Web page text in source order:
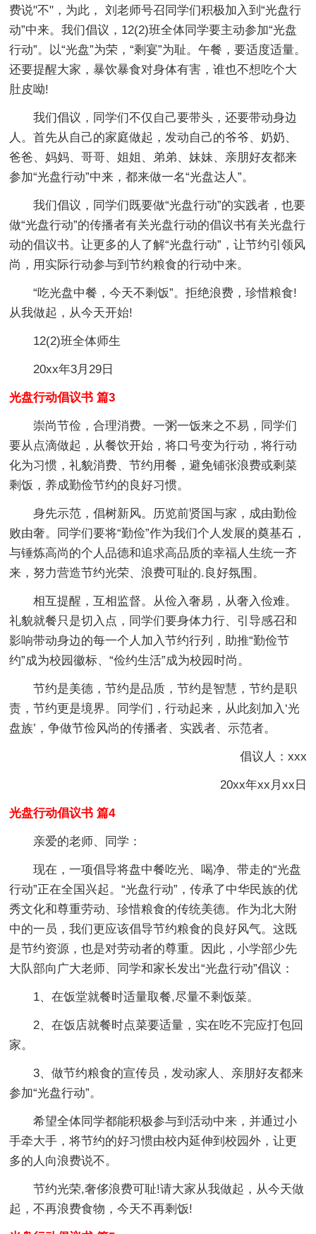
费说"不"，为此， 刘老师号召同学们积极加入到“光盘行
动”中来。我们倡议，12(2)班全体同学要主动参加“光盘
行动”。以“光盘”为荣，“剩宴”为耻。午餐，要适度适量。
还要提醒大家，暴饮暴食对身体有害，谁也不想吃个大
肚皮呦!
我们倡议，同学们不仅自己要带头，还要带动身边
人。首先从自己的家庭做起，发动自己的爷爷、奶奶、
爸爸、妈妈、哥哥、姐姐、弟弟、妹妹、亲朋好友都来
参加“光盘行动”中来，都来做一名“光盘达人”。
我们倡议，同学们既要做“光盘行动”的实践者，也要
做“光盘行动”的传播者有关光盘行动的倡议书有关光盘行
动的倡议书。让更多的人了解“光盘行动”，让节约引领风
尚，用实际行动参与到节约粮食的行动中来。
“吃光盘中餐，今天不剩饭”。拒绝浪费，珍惜粮食!
从我做起，从今天开始!
12(2)班全体师生
20xx年3月29日
光盘行动倡议书 篇3
崇尚节俭，合理消费。一粥一饭来之不易，同学们
要从点滴做起，从餐饮开始，将口号变为行动，将行动
化为习惯，礼貌消费、节约用餐，避免铺张浪费或剩菜
剩饭，养成勤俭节约的良好习惯。
身先示范，倡树新风。历览前贤国与家，成由勤俭
败由奢。同学们要将“勤俭”作为我们个人发展的奠基石，
与锤炼高尚的个人品德和追求高品质的幸福人生统一齐
来，努力营造节约光荣、浪费可耻的.良好氛围。
相互提醒，互相监督。从俭入奢易，从奢入俭难。
礼貌就餐只是切入点，同学们要身体力行、引导感召和
影响带动身边的每一个人加入节约行列，助推“勤俭节
约”成为校园徽标、“俭约生活”成为校园时尚。
节约是美德，节约是品质，节约是智慧，节约是职
责，节约更是境界。同学们，行动起来，从此刻加入‘光
盘族’，争做节俭风尚的传播者、实践者、示范者。
倡议人：xxx
20xx年xx月xx日
光盘行动倡议书 篇4
亲爱的老师、同学：
现在，一项倡导将盘中餐吃光、喝净、带走的“光盘
行动”正在全国兴起。“光盘行动”，传承了中华民族的优
秀文化和尊重劳动、珍惜粮食的传统美德。作为北大附
中的一员，我们更应该倡导节约粮食的良好风气。这既
是节约资源，也是对劳动者的尊重。因此，小学部少先
大队部向广大老师、同学和家长发出“光盘行动”倡议：
1、在饭堂就餐时适量取餐,尽量不剩饭菜。
2、在饭店就餐时点菜要适量，实在吃不完应打包回
家。
3、做节约粮食的宣传员，发动家人、亲朋好友都来
参加“光盘行动”。
希望全体同学都能积极参与到活动中来，并通过小
手牵大手，将节约的好习惯由校内延伸到校园外，让更
多的人向浪费说不。
节约光荣,奢侈浪费可耻!请大家从我做起，从今天做
起，不再浪费食物，今天不再剩饭!